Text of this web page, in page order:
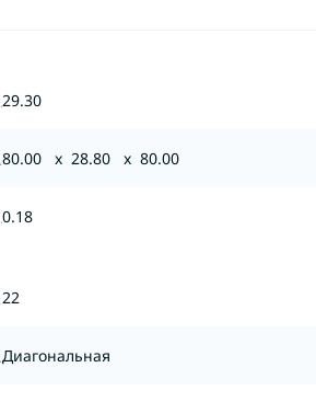
29.30
80.00 x 28.80 x 80.00
0.18
22
Диагональная